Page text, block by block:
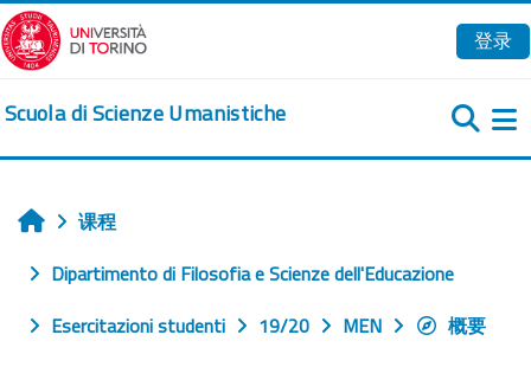
跳到主要内容
登录
Scuola di Scienze Umanistiche
首页课程
Dipartimento di Filosofia e Scienze dell'Educazione
Esercitazioni studenti
19/20 MEN 概要